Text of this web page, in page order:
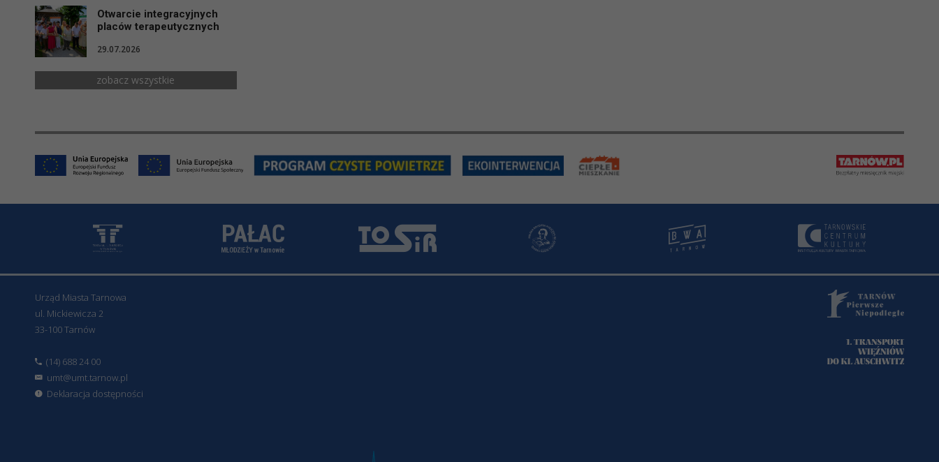
Otwarcie integracyjnych
placów terapeutycznych
29.07.2026
zobacz wszystkie
Urząd Miasta Tarnowa
ul. Mickiewicza 2
33-100 Tarnów
(14) 688 24 00
umt@umt.tarnow.pl
Deklaracja dostępności